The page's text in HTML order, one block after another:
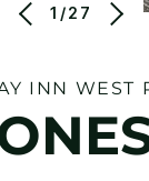
1/27
INN WEST